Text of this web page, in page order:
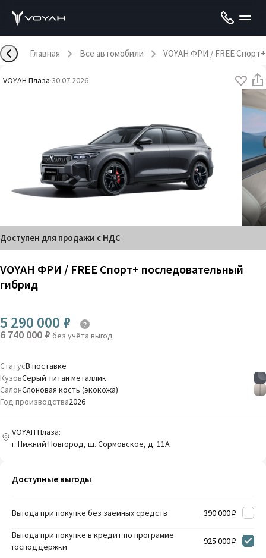
Главная Все автомобили VOYAH ФРИ / FREE
VOYAH Плаза·30.07.2026
Доступен для продажи с НДС
VOYAH ФРИ / FREE Спорт+ последовательный
гибрид
5 290 000 ₽
6 740 000 ₽ без учёта выгод
СтатусВ поставке
КузовСерый титан металлик
СалонСлоновая кость (экокожа)
Год производства2026
VOYAH Плаза:
г. Нижний Новгород, ш. Сормовское, д. 11А
Доступные выгоды
Выгода при покупке без заемных средств 390 000 ₽
Выгода при покупке в кредит по программе
господдержки
925 000 ₽